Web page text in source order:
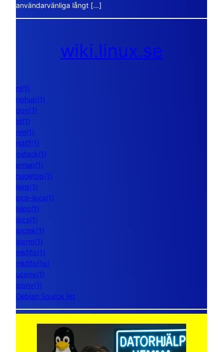
användarvänliga långt […]
wiki.linux.se
nl(1)
nohup(1)
pon(1)
ld(1)
nm(1)
ndiff(1)
gstack(1)
pmap(1)
hugetop(1)
lsirq(1)
pcp-ipcs(1)
lsipc(1)
ipcs(1)
ipcmk(1)
ipcrm(1)
mkfifo(1)
mkfifo(1p)
uconv(1)
iconv(1)
Debian Source list